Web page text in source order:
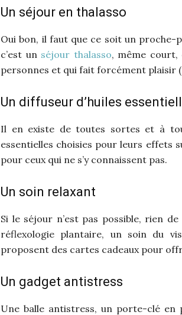
Un séjour en thalasso
Oui bon, il faut que ce soit un proche-
c’est un séjour thalasso, même court,
personnes et qui fait forcément plaisir
Un diffuseur d’huiles
Il en existe de toutes sortes et à
essentielles choisies pour leurs effets
pour ceux qui ne s’y connaissent pas.
Un soin relaxant
Si le séjour n’est pas possible, rien
réflexologie plantaire, un soin du
proposent des cartes cadeaux pour
Un gadget antistress
Une balle antistress, un porte-clé en